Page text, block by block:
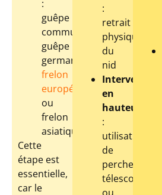
:
guêpe
commune,
guêpe
germanique,
frelon
européen
ou
frelon
asiatique
Cette
étape est
essentielle,
car le
:
retrait
physique
du
nid
Intervention
en
hauteur
:
utilisation
de
perches
télescopiques
ou